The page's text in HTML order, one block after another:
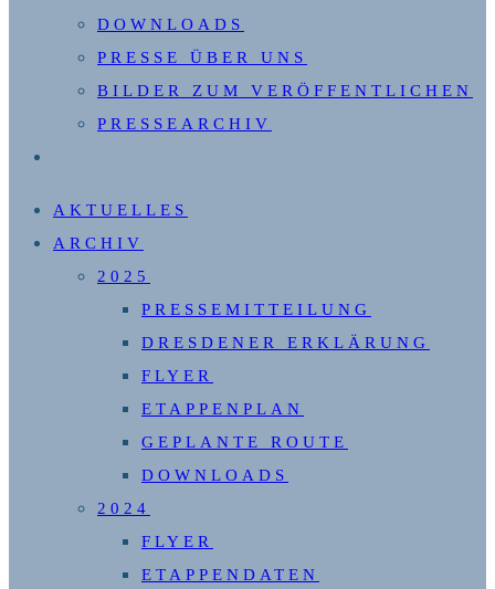
DOWNLOADS
PRESSE ÜBER UNS
BILDER ZUM VERÖFFENTLICHEN
PRESSEARCHIV
UMSCHALTEN
AKTUELLES
ARCHIV
2025
PRESSEMITTEILUNG
DRESDENER ERKLÄRUNG
FLYER
ETAPPENPLAN
GEPLANTE ROUTE
DOWNLOADS
2024
FLYER
ETAPPENDATEN